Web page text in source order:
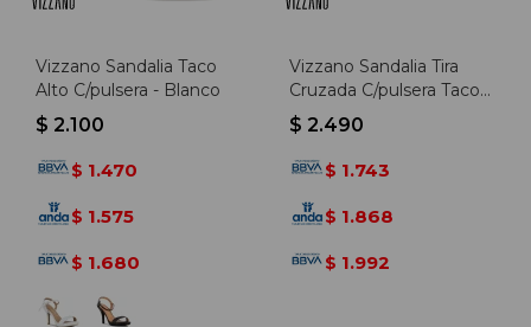
Vizzano Sandalia Taco
Alto C/pulsera - Blanco
$ 2.100
$ 1.470
$ 1.575
$ 1.680
Vizzano Sandalia Tira
Cruzada C/pulsera Taco
Cuadrado - Plata
$ 2.490
$ 1.743
$ 1.868
$ 1.992